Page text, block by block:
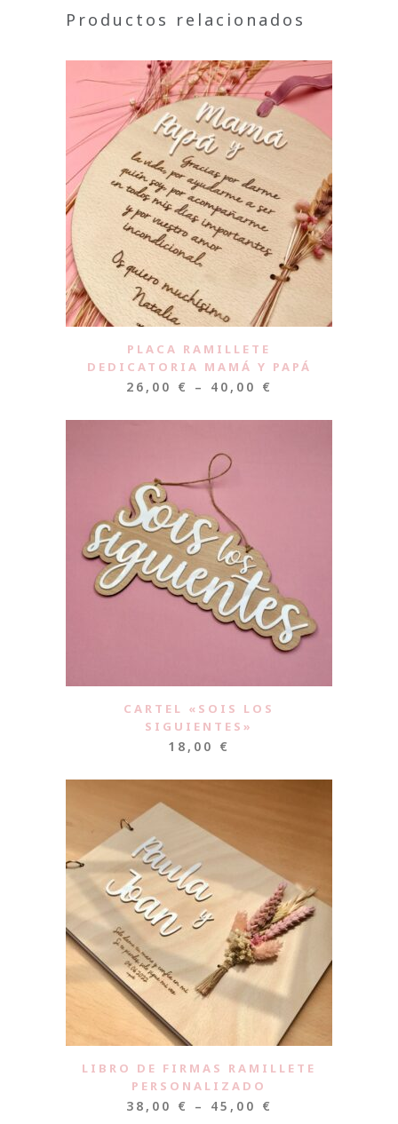
Productos relacionados
PLACA RAMILLETE
DEDICATORIA MAMÁ Y PAPÁ
26,00 € – 40,00 €
CARTEL «SOIS LOS
SIGUIENTES»
18,00 €
LIBRO DE FIRMAS RAMILLETE
PERSONALIZADO
38,00 € – 45,00 €